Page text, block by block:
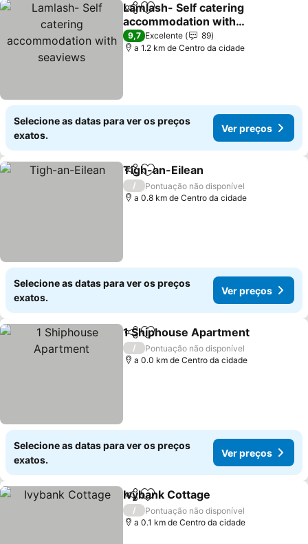
PartilharAdicionar aos favoritos
Lamlash- Self catering
accommodation with
seaviews
Ver preços
9,7 Excelente
89
a 1.2 km de Centro da cidade
Selecione as datas para ver os preços
exatos.
Ver preços
PartilharAdicionar aos favoritos
Tigh-an-Eilean
/
Pontuação não disponível
a 0.8 km de Centro da cidade
Selecione as datas para ver os preços
exatos.
Ver preços
PartilharAdicionar aos favoritos
1 Shiphouse Apartment
/
Pontuação não disponível
a 0.0 km de Centro da cidade
Selecione as datas para ver os preços
exatos.
Ver preços
PartilharAdicionar aos favoritos
Ivybank Cottage
/
Pontuação não disponível
a 0.1 km de Centro da cidade